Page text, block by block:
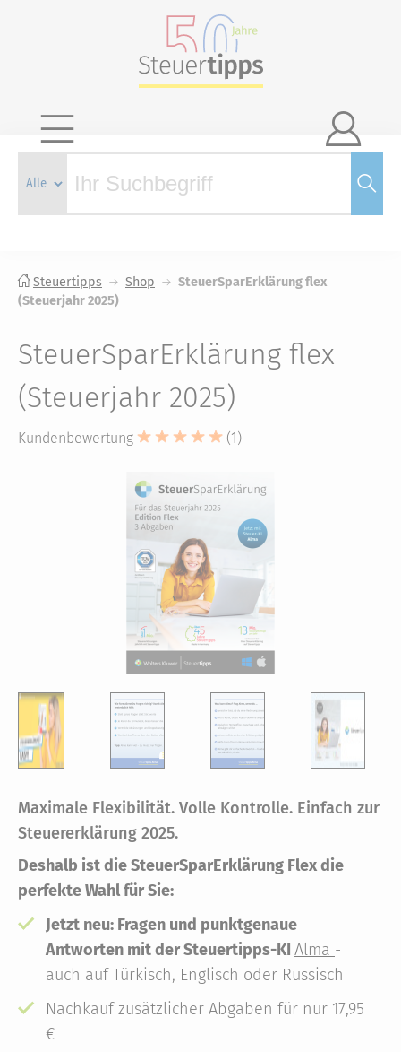

Steuertipps Shop
SteuerSparErklärung flex
(Steuerjahr 2025)
SteuerSparErklärung flex
(Steuerjahr 2025)
Kundenbewertung (1)
Maximale Flexibilität. Volle Kontrolle. Einfach zur
Steuererklärung 2025.
Deshalb ist die SteuerSparErklärung Flex die
perfekte Wahl für Sie:
Jetzt neu: Fragen und punktgenaue
Antworten mit der Steuertipps-KI Alma -
auch auf Türkisch, Englisch oder Russisch
Nachkauf zusätzlicher Abgaben für nur 17,95
€